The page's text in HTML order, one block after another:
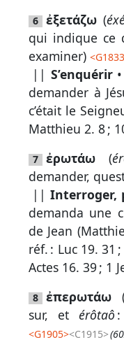
6 ἐξετάζω (
qui indique ce
examiner)<
|| S’enquérir•
demander à
c’était le
Matthieu 2. 8;
7 ἐρωτάω (
demander,
|| Interroger,
demanda une
de Jean (
réf. : Luc 19. 31 ;
Actes 16. 39; 1
8 ἐπερωτάω
sur, et érôtaô
<G1905><C1915>